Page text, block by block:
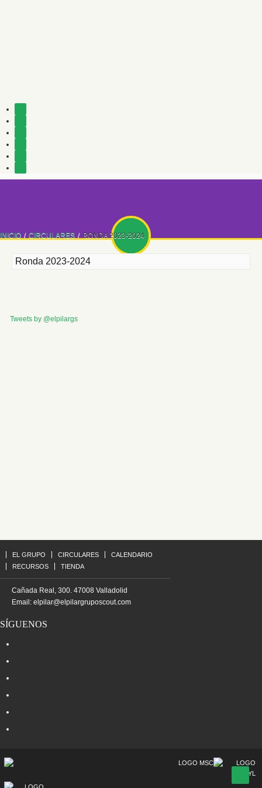
INICIO / CIRCULARES / RONDA 2023-2024
Ronda 2023-2024
Tweets by @elpilargs
EL GRUPO CIRCULARES
CALENDARIO
RECURSOS
TIENDA
Cañada Real, 300. 47008 Valladolid
Email: elpilar@elpilargruposcout.com
SÍGUENOS